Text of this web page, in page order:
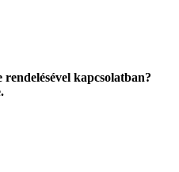
rendelésével kapcsolatban?